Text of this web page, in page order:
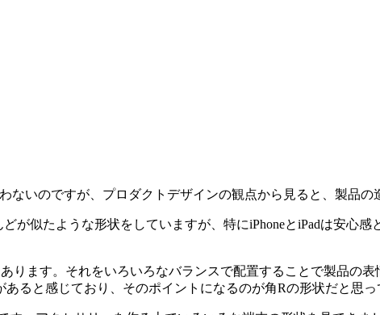
いのですが、プロダクトデザインの観点から見ると、製品の
似たような形状をしていますが、特にiPhoneとiPadは安心感
ます。それをいろいろなバランスで配置することで製品の
ると感じており、そのポイントになるのが角Rの形状だと思っ